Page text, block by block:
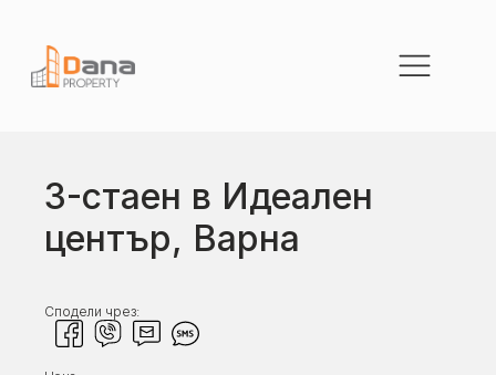
3-стаен в Идеален
център, Варна
Сподели чрез: